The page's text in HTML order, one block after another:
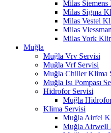
Milas
Milas Sigma
Milas Vestel
Milas
Milas York
Muğla
Muğla Vrv Servisi
Muğla Vrf Servisi
Muğla Chiller Klima
Muğla Isı Pompası
Hidrofor Servisi
Muğla
Klima Servisi
Muğla Airfel
Muğla Airwell